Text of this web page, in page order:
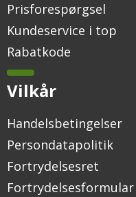
Prisforespørgsel
Kundeservice i top
Rabatkode
Vilkår
Handelsbetingelser
Persondatapolitik
Fortrydelsesret
Fortrydelsesformular